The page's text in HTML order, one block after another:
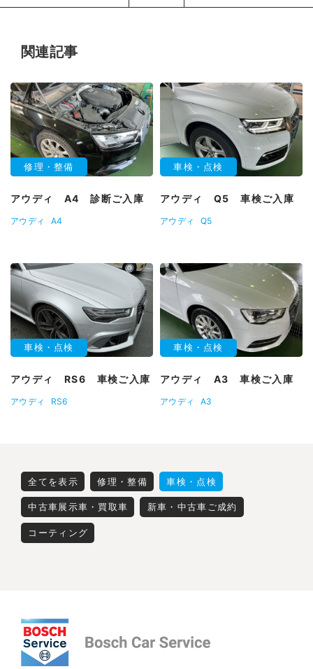
関連記事
修理・整備
アウディ A4 診断ご入庫
アウディ A4
車検・点検
アウディ Q5 車検ご入庫
アウディ Q5
車検・点検
アウディ RS6 車検ご入庫
アウディ RS6
車検・点検
アウディ A3 車検ご入庫
アウディ A3
全てを表示 修理・整備 車検・点検
中古車展示車・買取車 新車・中古車ご成約
コーティング